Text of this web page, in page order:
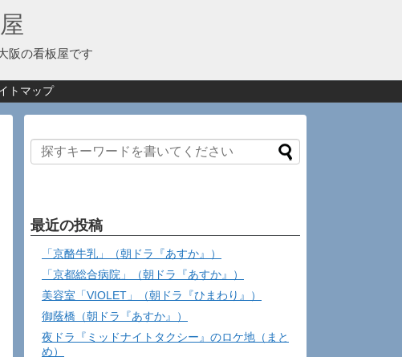
阪の看板屋です
トマップ
最近の投稿
「京酪牛乳」（朝ドラ『あすか』）
「京都総合病院」（朝ドラ『あすか』）
美容室「VIOLET」（朝ドラ『ひまわり』）
御蔭橋（朝ドラ『あすか』）
夜ドラ『ミッドナイトタクシー』のロケ地（まと
め）